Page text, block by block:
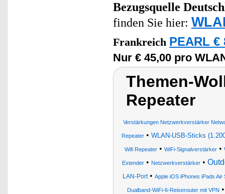
Bezugsquelle
finden Sie hier:
Frankreich PEARL €
Nur € 45,00 pro
Themen-
Repeater
Verstärkungen Netzwerkverstärker
Repeater• WLAN-USB-Sticks
Wifi Repeater• WiFi-Signalverstärker•
Extender • Netzwerkverstärker •
LAN-Port• Apple iOS iPhones iPads
Dualband-WiFi-6-Reiserouter mit VPN